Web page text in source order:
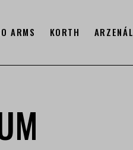
ARMS KORTH ARZENÁL